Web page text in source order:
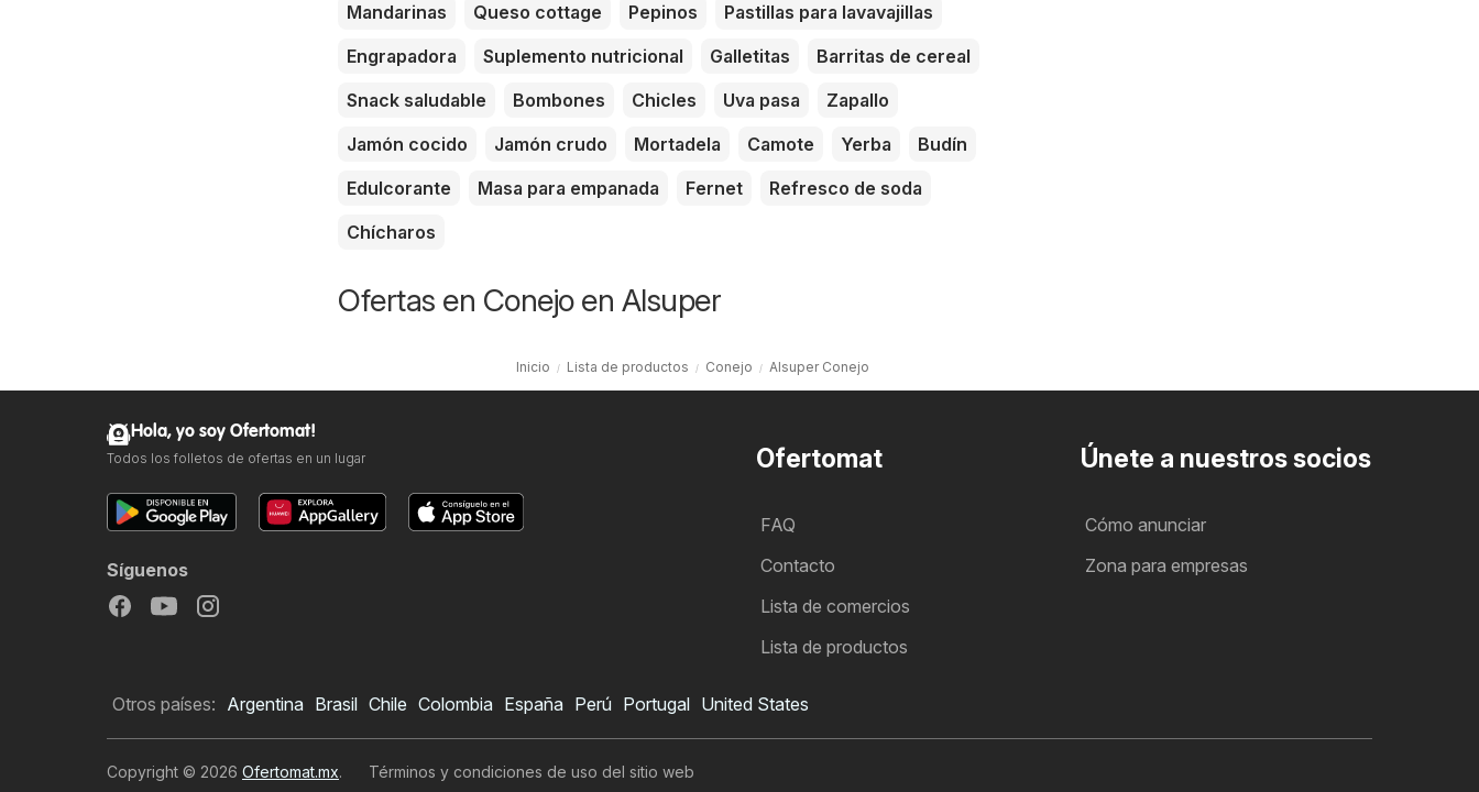
Mandarinas
Queso cottage Pepinos
Pastillas para lavavajillas
Engrapadora
Suplemento nutricional Galletitas
Barritas de cereal
Snack saludable
Bombones Chicles Uva pasa
Zapallo
Jamón cocido
Jamón crudo Mortadela Camote Yerba
Budín
Edulcorante
Masa para empanada Fernet
Refresco de soda
Chícharos
Ofertas en Conejo en Alsuper
Inicio Lista de productos Conejo Alsuper Conejo
Ofertomat
FAQ
Contacto
Lista de comercios
Lista de productos
Únete a nuestros socios
Cómo anunciar
Zona para empresas
Hola, yo soy Ofertomat!
Todos los folletos de ofertas en un lugar
Síguenos
Otros países: Argentina Brasil Chile Colombia España Perú Portugal United States
Copyright © 2026 Ofertomat.mx. Términos y condiciones de uso del sitio web